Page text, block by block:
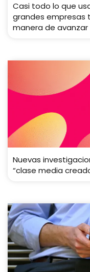
Casi todo lo que
grandes empresas
manera de avanzar
Nuevas
“clase media